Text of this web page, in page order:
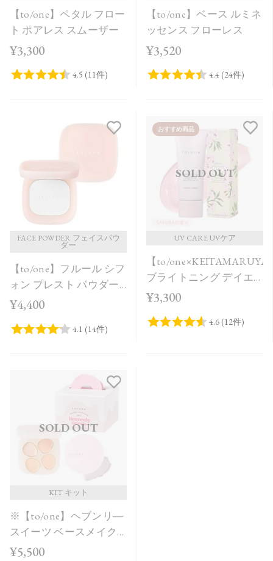
【to/one】ペタル フロー
ト ポアレス スムーザー
¥3,300
【to/one】ベース ルミネ
ッセンス フローレス
¥3,520
FACE POWDER フェイスパウ
ダー
【to/one】フルール シフ
ォン プレスト パウダー
［00］
¥4,400
SOLD OUT
おすすめ商品
UV CARE UVケア
【to/
ブライトニング デイエ
ッセンス UV SAKURA in
¥3,300
SOLD OUT
KIT キット
※【to/one】ヘブンリ―
スイーツ ベースメイク
ボックス＜Holiday
¥5,500